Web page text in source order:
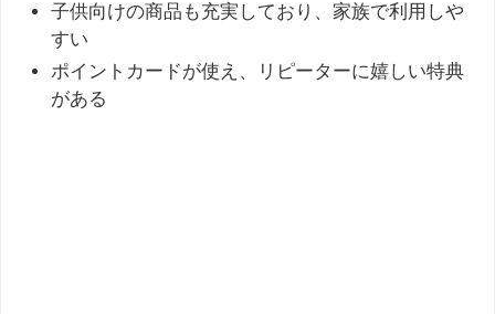
子供向けの商品も充実しており、家族で利用しや
すい​
ポイントカードが使え、リピーターに嬉しい特典
がある